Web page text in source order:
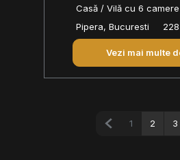
Casă / Vilă cu 6
Pipera, Bucuresti
Vezi mai multe
Pagina
1 2 3